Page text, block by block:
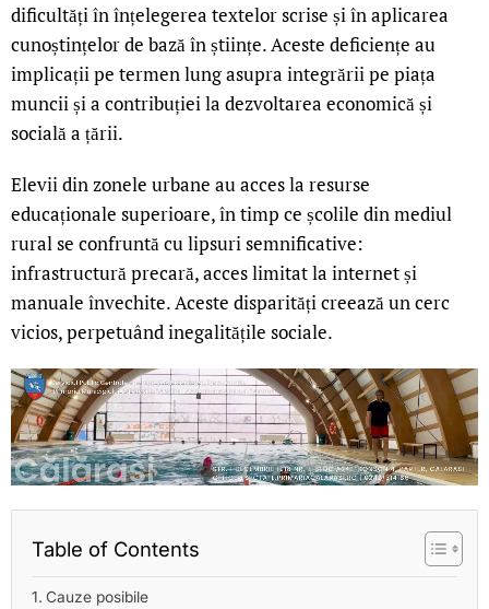
dificultăți în înțelegerea textelor scrise și în aplicarea
cunoștințelor de bază în științe. Aceste deficiențe au
implicații pe termen lung asupra integrării pe piața
muncii și a contribuției la dezvoltarea economică și
socială a țării.
Elevii din zonele urbane au acces la resurse
educaționale superioare, în timp ce școlile din mediul
rural se confruntă cu lipsuri semnificative:
infrastructură precară, acces limitat la internet și
manuale învechite. Aceste disparități creează un cerc
vicios, perpetuând inegalitățile sociale.
Table of Contents
Cauze posibile